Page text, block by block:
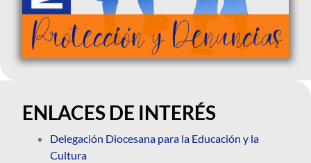
ENLACES DE INTERÉS
Delegación Diocesana para la Educación y la
Cultura